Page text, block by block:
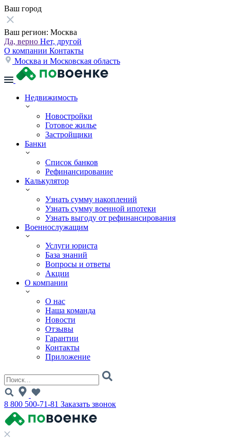
Ваш город
Ваш регион: Москва
Да, верно Нет, другой
О компании Контакты
Москва и Московская область
Недвижимость
Новостройки
Готовое жилье
Застройщики
Банки
Список банков
Рефинансирование
Калькулятор
Узнать сумму накоплений
Узнать сумму военной ипотеки
Узнать выгоду от рефинансирования
Военнослужащим
Услуги юриста
База знаний
Вопросы и ответы
Акции
О компании
О нас
Наша команда
Новости
Отзывы
Гарантии
Контакты
Приложение
8 800 500-71-81 Заказать звонок